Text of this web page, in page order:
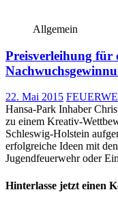
Allgemein
Preisverleihung für
22. Mai 2015
Hansa-Park Inhaber
zu einem Kreativ-
Schleswig-Holstein
erfolgreiche Ideen mit
Jugendfeuerwehr oder
Hinterlasse jetzt einen